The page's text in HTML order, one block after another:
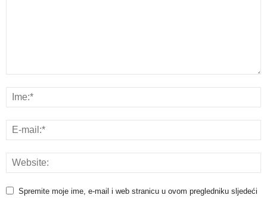
Spremite moje ime, e-mail i web stranicu u ovom pregledniku sljedeći